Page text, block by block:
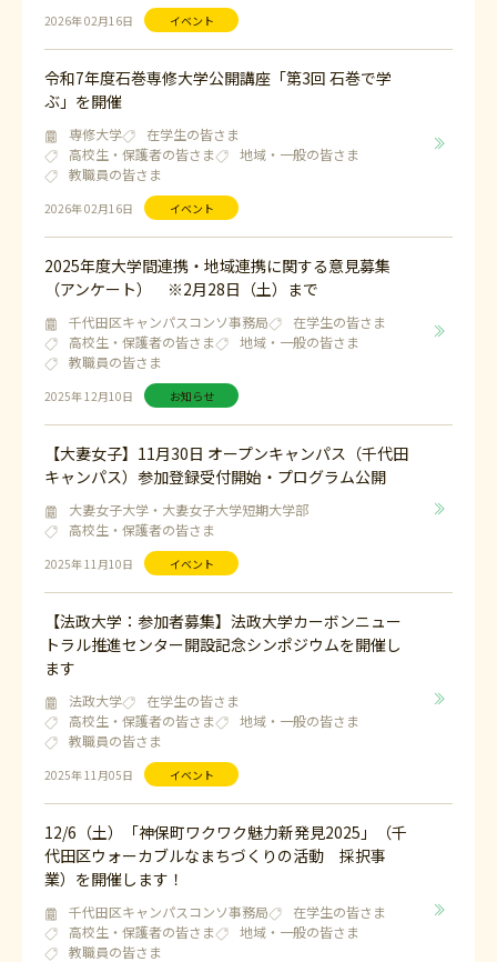
2026年 02月16日 イベント
2026年 02月16日 イベント
令和7年度石巻専修大学公開講座「第3回 石巻で学
ぶ」を開催
専修大学
在学生の皆さま
高校生・保護者の皆さま
地域・一般の皆さま
教職員の皆さま
2025年 12月10日 お知らせ
2025年度大学間連携・地域連携に関する意見募集
（アンケート） ※2月28日（土）まで
千代田区キャンパスコンソ事務局
在学生の皆さま
高校生・保護者の皆さま
地域・一般の皆さま
教職員の皆さま
2025年 11月10日 イベント
【大妻女子】11月30日 オープンキャンパス（千代田
キャンパス）参加登録受付開始・プログラム公開
大妻女子大学・大妻女子大学短期大学部
高校生・保護者の皆さま
2025年 11月05日 イベント
【法政大学：参加者募集】法政大学カーボンニュー
トラル推進センター開設記念シンポジウムを開催し
ます
法政大学
在学生の皆さま
高校生・保護者の皆さま
地域・一般の皆さま
教職員の皆さま
12/6（土）「神保町ワクワク魅力新発見2025」（千
代田区ウォーカブルなまちづくりの活動 採択事
業）を開催します！
千代田区キャンパスコンソ事務局
在学生の皆さま
高校生・保護者の皆さま
地域・一般の皆さま
教職員の皆さま